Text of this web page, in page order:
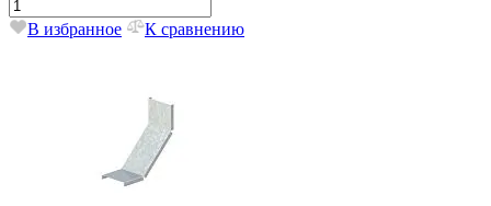
В избранное К сравнению